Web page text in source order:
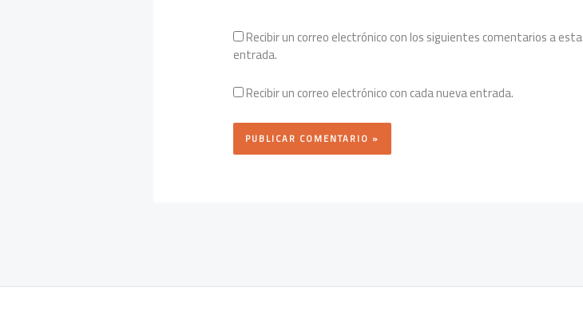
Recibir un correo electrónico con los siguientes comentarios a esta
entrada.
Recibir un correo electrónico con cada nueva entrada.